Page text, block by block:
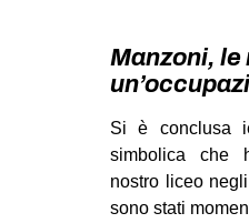
CSOA
Manzoni, le
Si è conclusa
simbolica che
nostro liceo
sono stati